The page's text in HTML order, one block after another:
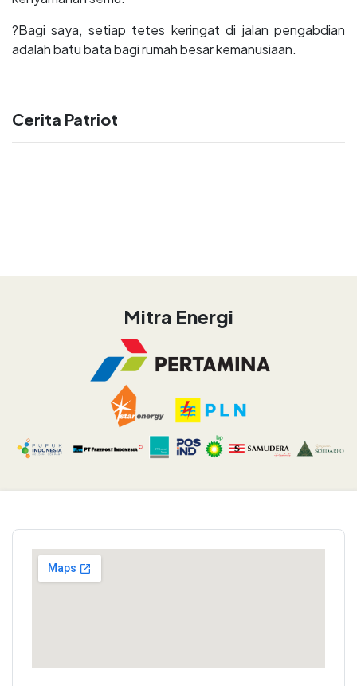
?Bagi saya, setiap tetes keringat di jalan pengabdian
adalah batu bata bagi rumah besar kemanusiaan.
Cerita Patriot
Mitra Energi